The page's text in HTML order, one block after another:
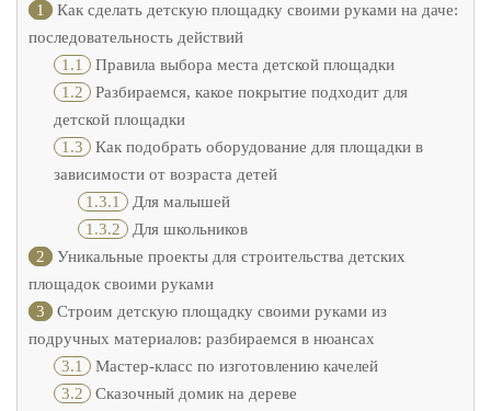
1
Как сделать детскую площадку своими руками на даче:
последовательность действий
1.1 Правила выбора места детской площадки
1.2 Разбираемся, какое покрытие подходит для
детской площадки
1.3 Как подобрать оборудование для площадки в
зависимости от возраста детей
1.3.1
Для малышей
1.3.2
Для школьников
2
Уникальные проекты для строительства детских
площадок своими руками
3
Строим детскую площадку своими руками из
подручных материалов: разбираемся в нюансах
3.1 Мастер-класс по изготовлению качелей
3.2 Сказочный домик на дереве